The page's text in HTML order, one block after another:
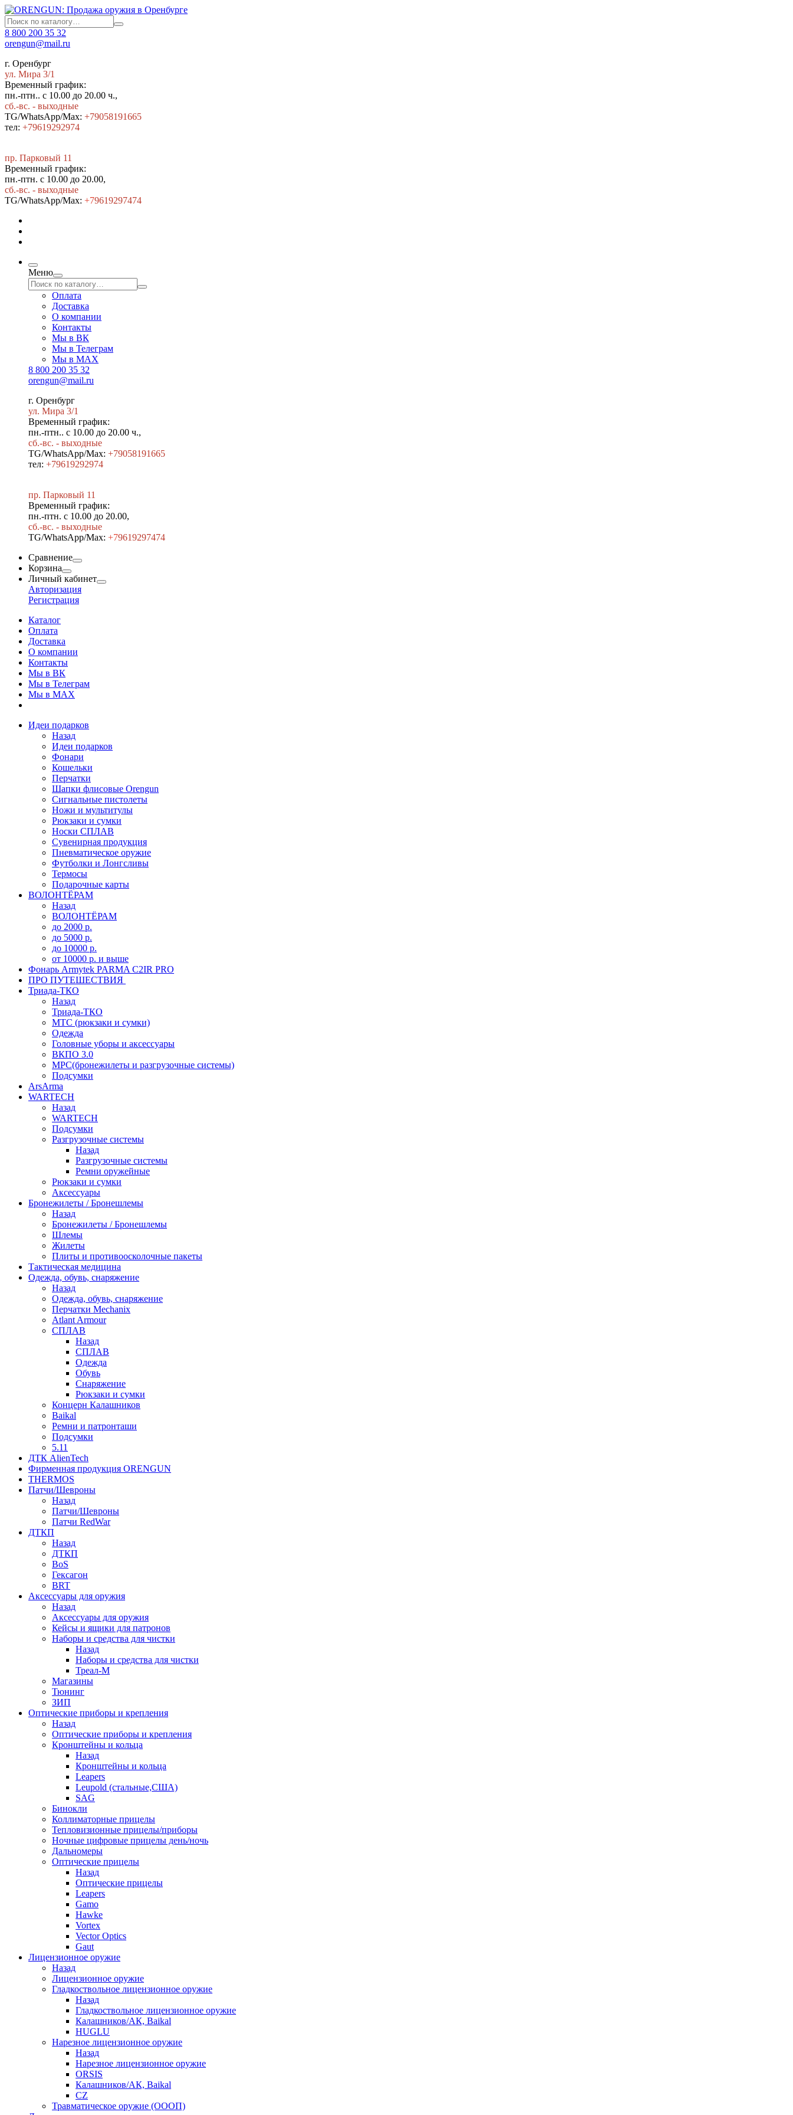
8 800 200 35 32
orengun@mail.ru
г. Оренбург
ул. Мира 3/1
Временный график:
пн.-птн.. с 10.00 до 20.00 ч.,
сб.-вс. - выходные
TG/WhatsApp/Max: +79058191665
тел: +79619292974
пр. Парковый 11
Временный график:
пн.-птн. с 10.00 до 20.00,
сб.-вс. - выходные
TG/WhatsApp/Max: +79619297474
Меню
Оплата
Доставка
О компании
Контакты
Мы в ВК
Мы в Телеграм
Мы в МAX
8 800 200 35 32
orengun@mail.ru
г. Оренбург
ул. Мира 3/1
Временный график:
пн.-птн.. с 10.00 до 20.00 ч.,
сб.-вс. - выходные
TG/WhatsApp/Max: +79058191665
тел: +79619292974
пр. Парковый 11
Временный график:
пн.-птн. с 10.00 до 20.00,
сб.-вс. - выходные
TG/WhatsApp/Max: +79619297474
Сравнение
Корзина
Личный кабинет
Авторизация
Регистрация
Каталог
Оплата
Доставка
О компании
Контакты
Мы в ВК
Мы в Телеграм
Мы в МAX
Идеи подарков
Назад
Идеи подарков
Фонари
Кошельки
Перчатки
Шапки флисовые Orengun
Сигнальные пистолеты
Ножи и мультитулы
Рюкзаки и сумки
Носки СПЛАВ
Сувенирная продукция
Пневматическое оружие
Футболки и Лонгсливы
Термосы
Подарочные карты
ВОЛОНТЁРАМ
Назад
ВОЛОНТЁРАМ
до 2000 р.
до 5000 р.
до 10000 р.
от 10000 р. и выше
Фонарь Armytek PARMA C2IR PRO
ПРО ПУТЕШЕСТВИЯ
Триада-ТКО
Назад
Триада-ТКО
МТС (рюкзаки и сумки)
Одежда
Головные уборы и аксессуары
ВКПО 3.0
МРС(бронежилеты и разгрузочные системы)
Подсумки
ArsArma
WARTECH
Назад
WARTECH
Подсумки
Разгрузочные системы
Назад
Разгрузочные системы
Ремни оружейные
Рюкзаки и сумки
Аксессуары
Бронежилеты / Бронешлемы
Назад
Бронежилеты / Бронешлемы
Шлемы
Жилеты
Плиты и противоосколочные пакеты
Тактическая медицина
Одежда, обувь, снаряжение
Назад
Одежда, обувь, снаряжение
Перчатки Mechanix
Atlant Armour
СПЛАВ
Назад
СПЛАВ
Одежда
Обувь
Снаряжение
Рюкзаки и сумки
Концерн Калашников
Baikal
Ремни и патронташи
Подсумки
5.11
ДТК AlienTech
Фирменная продукция ORENGUN
THERMOS
Патчи/Шевроны
Назад
Патчи/Шевроны
Патчи RedWar
ДТКП
Назад
ДТКП
BoS
Гексагон
BRT
Аксессуары для оружия
Назад
Аксессуары для оружия
Кейсы и ящики для патронов
Наборы и средства для чистки
Назад
Наборы и средства для чистки
Треал-М
Магазины
Тюнинг
ЗИП
Оптические приборы и крепления
Назад
Оптические приборы и крепления
Кронштейны и кольца
Назад
Кронштейны и кольца
Leapers
Leupold (стальные,США)
SAG
Бинокли
Коллиматорные прицелы
Тепловизионные прицелы/приборы
Ночные цифровые прицелы день/ночь
Дальномеры
Оптические прицелы
Назад
Оптические прицелы
Leapers
Gamo
Hawke
Vortex
Vector Optics
Gaut
Лицензионное оружие
Назад
Лицензионное оружие
Гладкоствольное лицензионное оружие
Назад
Гладкоствольное лицензионное оружие
Калашников/АК, Baikal
HUGLU
Нарезное лицензионное оружие
Назад
Нарезное лицензионное оружие
ORSIS
Калашников/АК, Baikal
CZ
Травматическое оружие (ОООП)